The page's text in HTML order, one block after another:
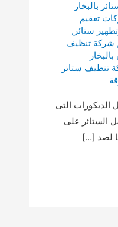
بالبخار
تعقيم
ستائر ,
, شركة تنظيف
تنظيف ستائر
التى
الستائر على
لصد […]